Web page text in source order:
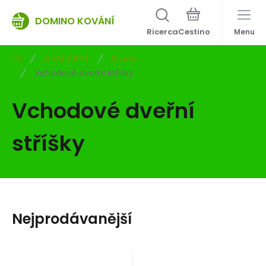
DOMINO KOVÁNÍ
Ricerca Menu
DŮM A BYT
Dveře
Vchodové dveřní stříšky
Vchodové dveřní
stříšky
Nejprodávanější